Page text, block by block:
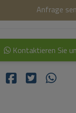
Anfrage
Kontaktieren Sie